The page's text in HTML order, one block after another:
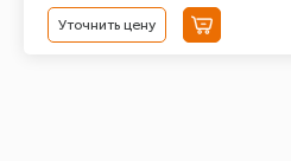
Уточнить цену